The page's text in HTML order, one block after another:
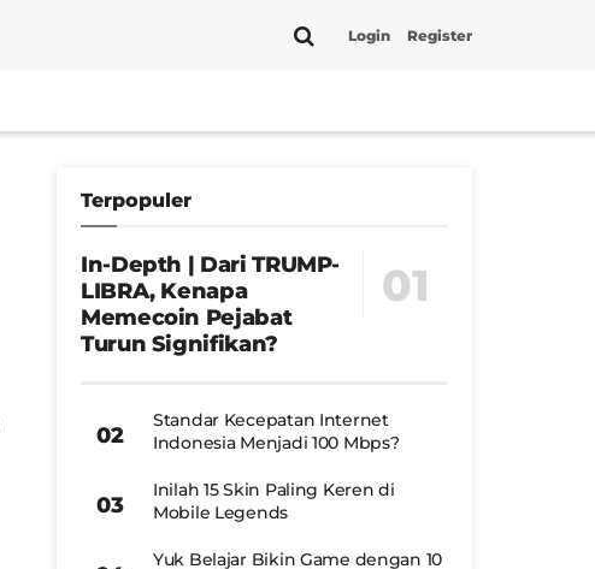
Login Register
Terpopuler
In-Depth | Dari TRUMP-
LIBRA, Kenapa
Memecoin Pejabat
Turun Signifikan?
Standar Kecepatan Internet
Indonesia Menjadi 100 Mbps?
Inilah 15 Skin Paling Keren di
Mobile Legends
Yuk Belajar Bikin Game dengan 10